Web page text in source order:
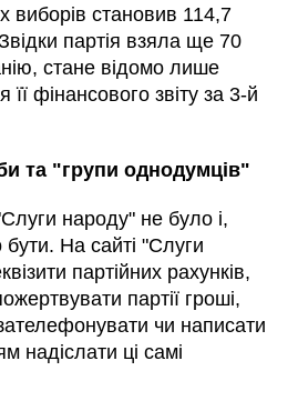
виборів становив 114,7
партія взяла ще 70
стане відомо лише
її фінансового звіту за 3-й
та "групи однодумців"
народу" не було і,
На сайті "Слуги
партійних рахунків,
партії гроші,
чи написати
надіслати ці самі